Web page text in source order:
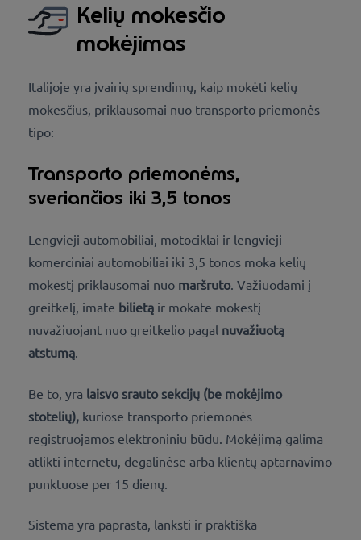
Kelių mokesčio
mokėjimas
Italijoje yra įvairių sprendimų, kaip mokėti kelių
mokesčius, priklausomai nuo transporto priemonės
tipo:
Transporto priemonėms,
sveriančios iki 3,5 tonos
Lengvieji automobiliai, motociklai ir lengvieji
komerciniai automobiliai iki 3,5 tonos moka kelių
mokestį priklausomai nuo maršruto. Važiuodami į
greitkelį, imate bilietą ir mokate mokestį
nuvažiuojant nuo greitkelio pagal nuvažiuotą
atstumą.
Be to, yra laisvo srauto sekcijų (be mokėjimo
stotelių), kuriose transporto priemonės
registruojamos elektroniniu būdu. Mokėjimą galima
atlikti internetu, degalinėse arba klientų aptarnavimo
punktuose per 15 dienų.
Sistema yra paprasta, lanksti ir praktiška